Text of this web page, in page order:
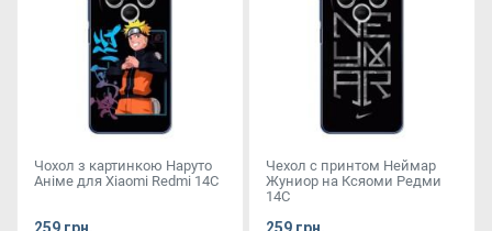
Чохол з картинкою Наруто
Аніме для Xiaomi Redmi 14C
Чехол с принтом Неймар
Жуниор на Ксяоми Редми
14С